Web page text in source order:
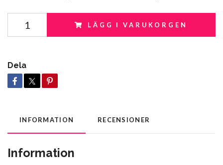
LÄGG I VARUKORGEN
Dela
INFORMATION RECENSIONER
Information